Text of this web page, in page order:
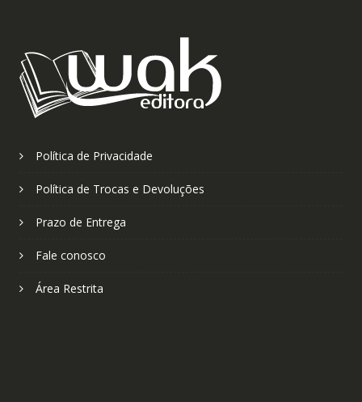
Política de Privacidade
Política de Trocas e Devoluções
Prazo de Entrega
Fale conosco
Área Restrita